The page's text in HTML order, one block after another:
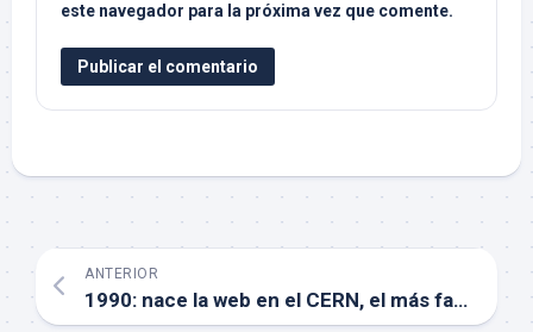
este navegador para la próxima vez que comente.
ANTERIOR
1990: nace la web en el CERN, el más famoso laboratorio de física